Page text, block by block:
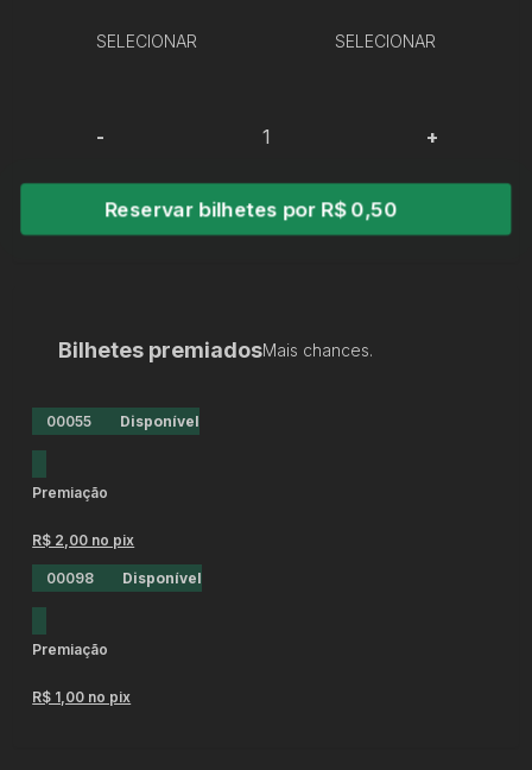
SELECIONAR SELECIONAR
- +
Reservar bilhetes por R$ 0,50
Bilhetes premiadosMais chances.
00055 Disponível
Premiação
R$ 2,00 no pix
00098 Disponível
Premiação
R$ 1,00 no pix